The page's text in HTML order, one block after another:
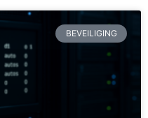
BEVEILIGING